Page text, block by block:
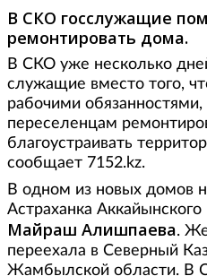
В СКО госслужащие
ремонтировать дома.
В СКО уже несколько
служащие вместо того,
рабочими
переселенцам
благоустраивать
сообщает 7152.kz.
В одном из новых домов
Астраханка
Майраш Алишпаева.
переехала в Северный
Жамбылской области. В